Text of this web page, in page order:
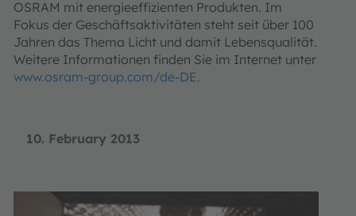
10. February 2013
OSRAM mit energieeffizienten Produkten. Im
Fokus der Geschäftsaktivitäten steht seit über 100
Jahren das Thema Licht und damit Lebensqualität.
Weitere Informationen finden Sie im Internet unter
www.osram-group.com/de-DE.